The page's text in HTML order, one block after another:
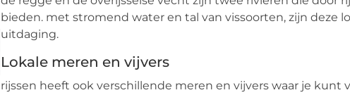
bieden. met stromend water en tal van vissoorten, zijn deze
uitdaging.
Lokale meren en vijvers
rijssen heeft ook verschillende meren en vijvers waar je